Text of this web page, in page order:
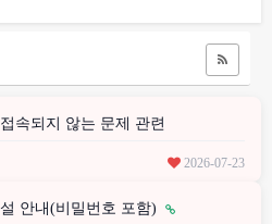
속되지 않는 문제 관련
2026-07-23
안내(비밀번호 포함)